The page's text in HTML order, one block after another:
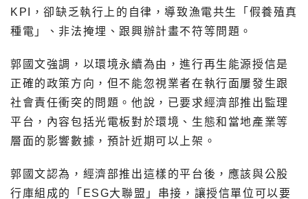
KPI，卻缺乏執行上的自律，導致漁電共生「假養殖真
種電」、非法掩埋、跟興辦計畫不符等問題。
郭國文強調，以環境永續為由，進行再生能源授信是
正確的政策方向，但不能忽視業者在執行面屢發生跟
社會責任衝突的問題。他說，已要求經濟部推出監理
平台，內容包括光電板對於環境、生態和當地產業等
層面的影響數據，預計近期可以上架。
郭國文認為，經濟部推出這樣的平台後，應該與公股
行庫組成的「ESG大聯盟」串接，讓授信單位可以要